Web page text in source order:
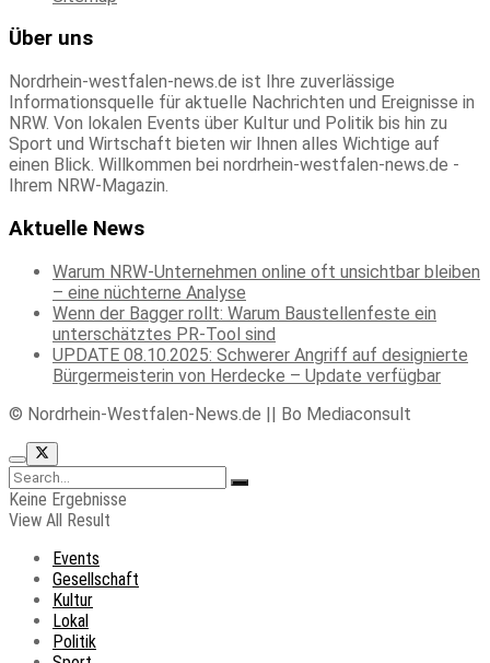
Über uns
Nordrhein-westfalen-news.de ist Ihre zuverlässige
Informationsquelle für aktuelle Nachrichten und Ereignisse in
NRW. Von lokalen Events über Kultur und Politik bis hin zu
Sport und Wirtschaft bieten wir Ihnen alles Wichtige auf
einen Blick. Willkommen bei nordrhein-westfalen-news.de -
Ihrem NRW-Magazin.
Aktuelle News
Warum NRW-Unternehmen online oft unsichtbar bleiben
– eine nüchterne Analyse
Wenn der Bagger rollt: Warum Baustellenfeste ein
unterschätztes PR-Tool sind
UPDATE 08.10.2025: Schwerer Angriff auf designierte
Bürgermeisterin von Herdecke – Update verfügbar
© Nordrhein-Westfalen-News.de || Bo Mediaconsult
Keine Ergebnisse
View All Result
Events
Gesellschaft
Kultur
Lokal
Politik